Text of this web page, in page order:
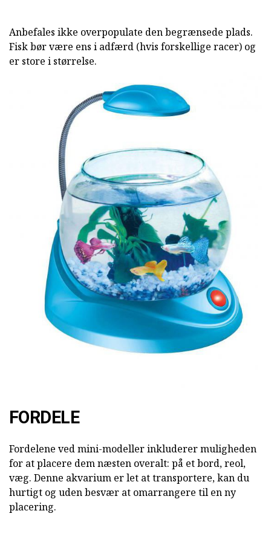
Anbefales ikke overpopulate den begrænsede plads.
Fisk bør være ens i adfærd (hvis forskellige racer) og
er store i størrelse.
FORDELE
Fordelene ved mini-modeller inkluderer muligheden
for at placere dem næsten overalt: på et bord, reol,
væg. Denne akvarium er let at transportere, kan du
hurtigt og uden besvær at omarrangere til en ny
placering.